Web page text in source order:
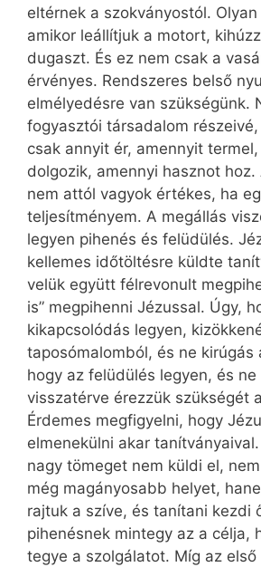
eltérnek a szokványostól.
amikor leállítjuk a motort,
dugaszt. És ez nem csak a
érvényes. Rendszeres belső
elmélyedésre van szükségünk.
fogyasztói társadalom
csak annyit ér, amennyit
dolgozik, amennyi hasznot
nem attól vagyok értékes, ha
teljesítményem. A megállás
legyen pihenés és felüdülés.
kellemes időtöltésre küldte
velük együtt félrevonult
is” megpihenni Jézussal. Úgy,
kikapcsolódás legyen,
taposómalomból, és ne kirúgás
hogy az felüdülés legyen, és
visszatérve érezzük szükségét
Érdemes megfigyelni, hogy
elmenekülni akar
nagy tömeget nem küldi el,
még magányosabb helyet,
rajtuk a szíve, és tanítani kezdi
pihenésnek mintegy az a célja,
tegye a szolgálatot. Míg az